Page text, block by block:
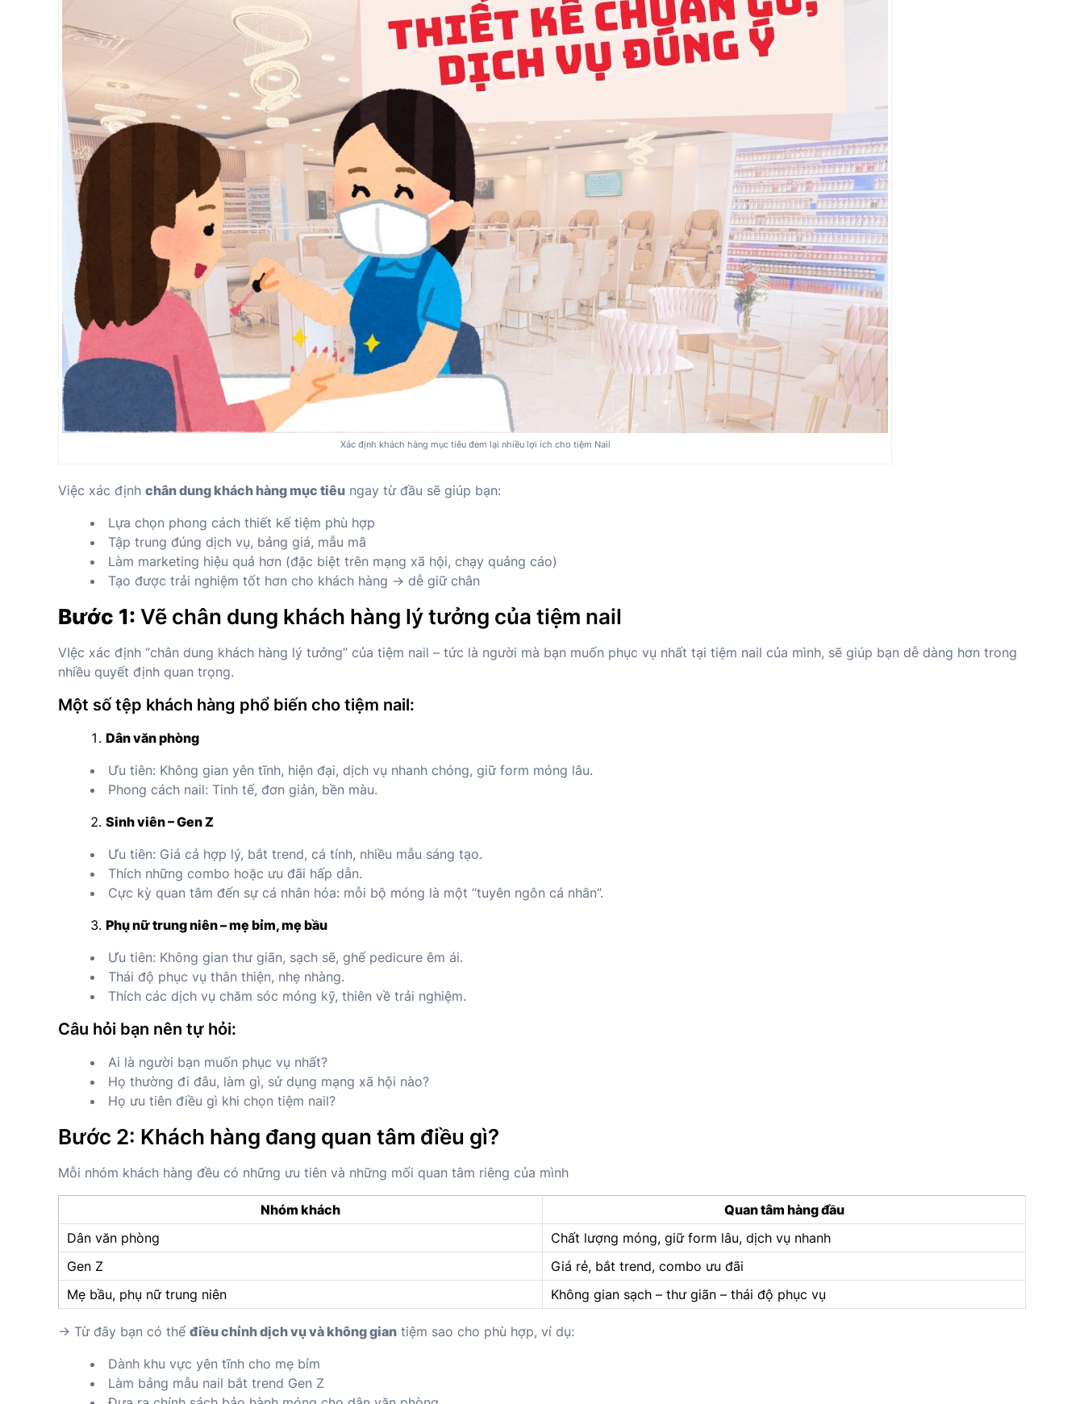
Xác định khách hàng mục tiêu đem lại nhiều lợi ích cho tiệm Nail
Việc xác định chân dung khách hàng mục tiêu ngay từ đầu sẽ giúp bạn:
Lựa chọn phong cách thiết kế tiệm phù hợp
Tập trung đúng dịch vụ, bảng giá, mẫu mã
Làm marketing hiệu quả hơn (đặc biệt trên mạng xã hội, chạy quảng cáo)
Tạo được trải nghiệm tốt hơn cho khách hàng → dễ giữ chân
Bước 1: Vẽ chân dung khách hàng lý tưởng của tiệm nail
VIệc xác định “chân dung khách hàng lý tưởng” của tiệm nail – tức là người mà bạn muốn phục vụ nhất tại tiệm nail của mình, sẽ giúp bạn dễ dàng hơn trong
nhiều quyết định quan trọng.
Một số tệp khách hàng phổ biến cho tiệm nail:
Dân văn phòng
Ưu tiên: Không gian yên tĩnh, hiện đại, dịch vụ nhanh chóng, giữ form móng lâu.
Phong cách nail: Tinh tế, đơn giản, bền màu.
Sinh viên – Gen Z
Ưu tiên: Giá cả hợp lý, bắt trend, cá tính, nhiều mẫu sáng tạo.
Thích những combo hoặc ưu đãi hấp dẫn.
Cực kỳ quan tâm đến sự cá nhân hóa: mỗi bộ móng là một “tuyên ngôn cá nhân”.
Phụ nữ trung niên – mẹ bỉm, mẹ bầu
Ưu tiên: Không gian thư giãn, sạch sẽ, ghế pedicure êm ái.
Thái độ phục vụ thân thiện, nhẹ nhàng.
Thích các dịch vụ chăm sóc móng kỹ, thiên về trải nghiệm.
Câu hỏi bạn nên tự hỏi:
Ai là người bạn muốn phục vụ nhất?
Họ thường đi đâu, làm gì, sử dụng mạng xã hội nào?
Họ ưu tiên điều gì khi chọn tiệm nail?
Bước 2: Khách hàng đang quan tâm điều gì?
Mỗi nhóm khách hàng đều có những ưu tiên và những mối quan tâm riêng của mình
Nhóm khách
Quan tâm hàng đầu
Dân văn phòng
Chất lượng móng, giữ form lâu, dịch vụ nhanh
Gen Z
Giá rẻ, bắt trend, combo ưu đãi
Mẹ bầu, phụ nữ trung niên
Không gian sạch – thư giãn – thái độ phục vụ
→ Từ đây bạn có thể điều chỉnh dịch vụ và không gian tiệm sao cho phù hợp, ví dụ:
Dành khu vực yên tĩnh cho mẹ bỉm
Làm bảng mẫu nail bắt trend Gen Z